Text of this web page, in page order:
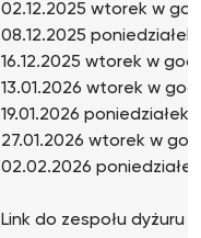
02.12.2025 wtorek w
08.12.2025
16.12.2025 wtorek w
13.01.2026 wtorek w
19.01.2026 poniedziałek
27.01.2026 wtorek w
02.02.2026
Link do zespołu dyżuru